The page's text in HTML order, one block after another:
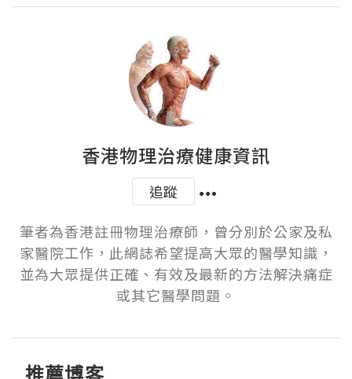
香港物理治療健康資訊
追蹤
筆者為香港註冊物理治療師，曾分別於公家及私
家醫院工作，此網誌希望提高大眾的醫學知識，
並為大眾提供正確、有效及最新的方法解決痛症
或其它醫學問題。